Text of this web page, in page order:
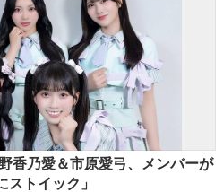
香乃愛＆市原愛弓、メンバーが
トイック」